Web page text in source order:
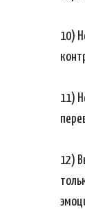
10)
11)
12)